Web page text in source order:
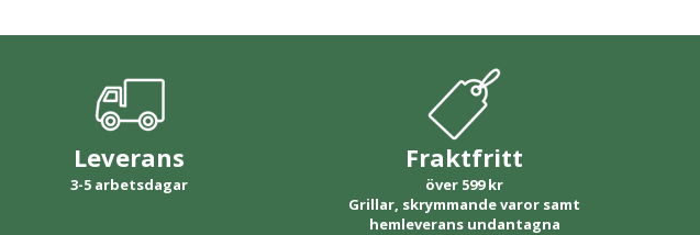
Leverans
3-5 arbetsdagar
Fraktfritt
över 599 kr
Grillar, skrymmande varor samt
hemleverans undantagna